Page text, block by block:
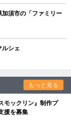
須市の「ファミリー
ルシェ
もっと見る
モックリン』制作プ
援を募集